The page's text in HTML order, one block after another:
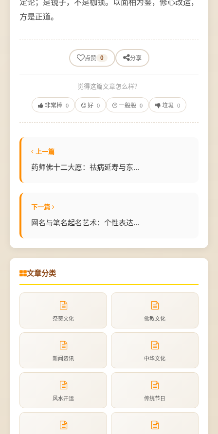
定论；是镜子，不是枷锁。以面相为鉴，修心改运，
方是正道。
点赞 0 分享
觉得这篇文章怎么样？
非常棒 0 好 0 一般般 0 垃圾 0
上一篇
药师佛十二大愿：祛病延寿与东...
下一篇
网名与笔名起名艺术：个性表达...
文章分类
祭奠文化 佛教文化
新闻资讯 中华文化
风水开运 传统节日